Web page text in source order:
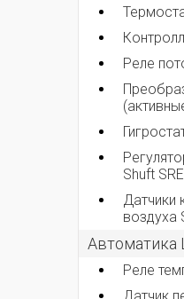
Реле
Shuft SRE
Датчики
воздуха
Автоматика
Реле